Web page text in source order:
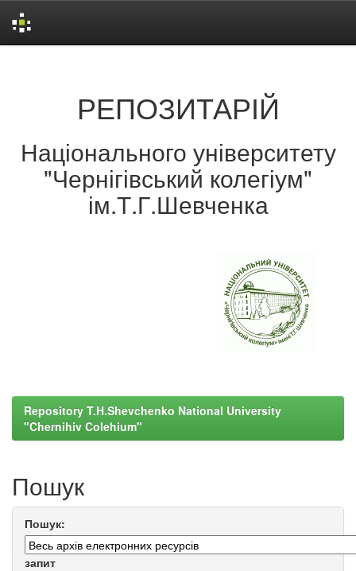
РЕПОЗИТАРІЙ
Національного університету
"Чернігівський колегіум"
ім.Т.Г.Шевченка
Repository T.H.Shevchenko National University
"Chernihiv Colehium"
Пошук
Пошук:
запит